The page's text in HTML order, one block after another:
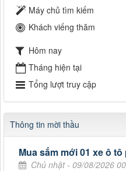
Máy chủ tìm kiếm
Khách viếng thăm
Hôm nay
Tháng hiện tại
Tổng lượt truy cập
Thông tin mời thầu
Mua sắm mới 01 xe ô
Chủ nhật - 09/08/2026